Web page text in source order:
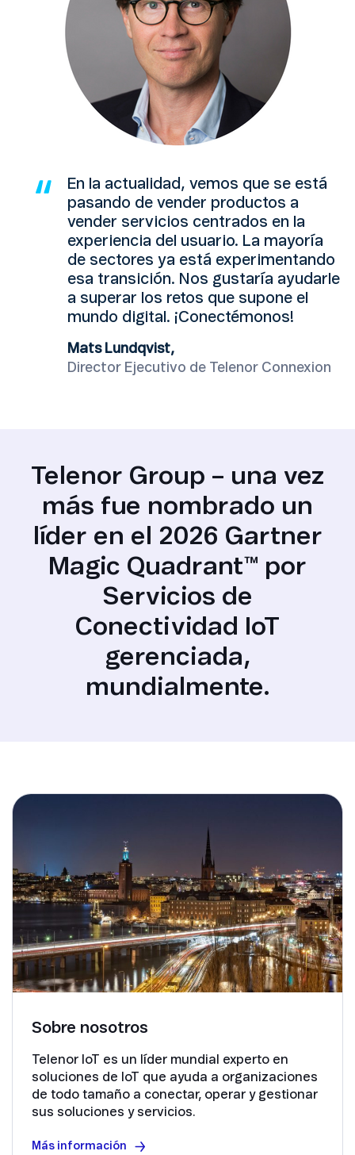
En la actualidad, vemos que se está
pasando de vender productos a
vender servicios centrados en la
experiencia del usuario. La mayoría
de sectores ya está experimentando
esa transición. Nos gustaría ayudarle
a superar los retos que supone el
mundo digital. ¡Conectémonos!
Mats Lundqvist,
Director Ejecutivo de Telenor Connexion
Telenor Group – una vez
más fue nombrado un
líder en el 2026 Gartner
Magic Quadrant™ por
Servicios de
Conectividad IoT
gerenciada,
mundialmente.
Sobre nosotros
Telenor IoT es un líder mundial experto en
soluciones de IoT que ayuda a organizaciones
de todo tamaño a conectar, operar y gestionar
sus soluciones y servicios.
Más información